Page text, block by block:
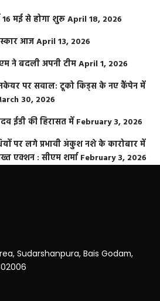
मई से होगा शुरूApril 18, 2026
आजApril 13, 2026
ने बदली अपनी टीमApril 1, 2026
पर सवाल: टूको किड्स के नए कैंपेन में
30, 2026
ईडी की हिरासत में February 3, 2026
पर लगे प्रभावी अंकुश नशे के कारोबार में
एक्शन : सीएम शर्मा February 3, 2026
Sudarshanpura, Bais Godam,